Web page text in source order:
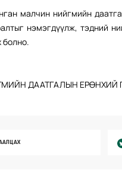
малчин нийгмийн
нэмэгдүүлж, тэдний
болно.
ДААТГАЛЫН ЕРӨНХИЙ